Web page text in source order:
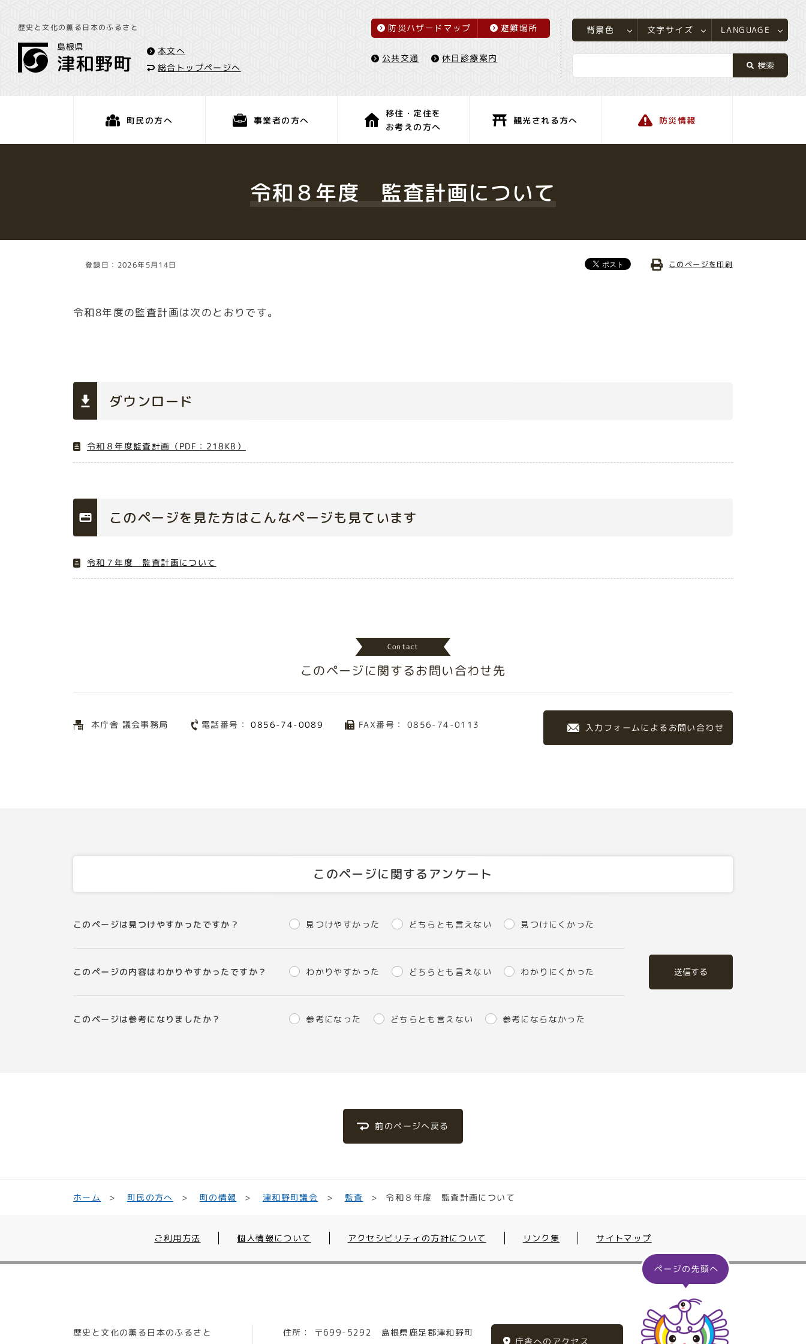
歴史と文化の薫る日本のふるさと
本文へ
総合トップページへ
防災ハザードマップ 避難場所
公共交通 休日診療案内
背景色 文字サイズ LANGUAGE
町民の方へ 事業者の方へ
移住・定住を
お考えの方へ
観光される方へ 防災情報
令和８年度 監査計画について
登録日：2026年5月14日 このページを印刷
令和8年度の監査計画は次のとおりです。
ダウンロード
令和８年度監査計画（PDF：218KB）
このページを見た方はこんなページも見ています
令和７年度 監査計画について
Contact
このページに関するお問い合わせ先
本庁舎 議会事務局 電話番号：0856-74-0089 FAX番号： 0856-74-0113 入力フォームによるお問い合わせ
このページに関するアンケート
このページは見つけやすかったですか？ 見つけやすかった どちらとも言えない 見つけにくかった
このページの内容はわかりやすかったですか？ わかりやすかった どちらとも言えない わかりにくかった
このページは参考になりましたか？ 参考になった どちらとも言えない 参考にならなかった
送信する
前のページへ戻る
ホーム 町民の方へ 町の情報 津和野町議会 監査 令和８年度 監査計画について
ご利用方法 個人情報について アクセシビリティの方針について リンク集 サイトマップ
歴史と文化の薫る日本のふるさと 住所： 〒699-5292 島根県鹿足郡津和野町
庁舎へのアクセス